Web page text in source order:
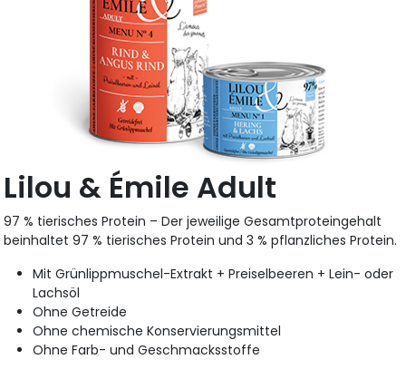
Lilou & Émile Adult
97 % tierisches Protein – Der jeweilige Gesamtproteingehalt
beinhaltet 97 % tierisches Protein und 3 % pflanzliches Protein.
Mit Grünlippmuschel-Extrakt + Preiselbeeren + Lein- oder
Lachsöl
Ohne Getreide
Ohne chemische Konservierungsmittel
Ohne Farb- und Geschmacksstoffe